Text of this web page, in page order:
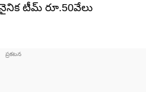
టీమ్ రూ.50వేలు